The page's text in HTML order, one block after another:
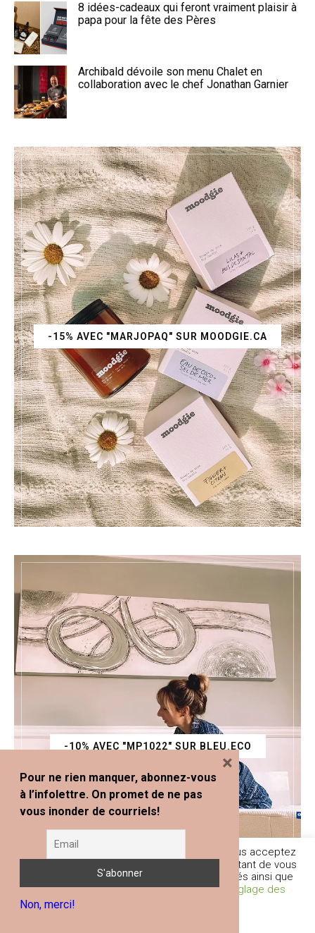
8 idées-cadeaux qui feront vraiment plaisir à
papa pour la fête des Pères
Archibald dévoile son menu Chalet en
collaboration avec le chef Jonathan Garnier
-15% AVEC "MARJOPAQ" SUR MOODGIE.CA
-10% AVEC "MP1022" SUR BLEU.ECO
En poursuivant votre navigation sur ce site, vous acceptez
l'utilisation de traceurs (cookies) nous permettant de vous
fournir les services et fonctionnalités proposés ainsi que
d’améliorer votre expérience globale.
Réglage des
Pour ne rien manquer, abonnez-vous
à l’infolettre. On promet de ne pas
vous inonder de courriels!
Non, merci!
×